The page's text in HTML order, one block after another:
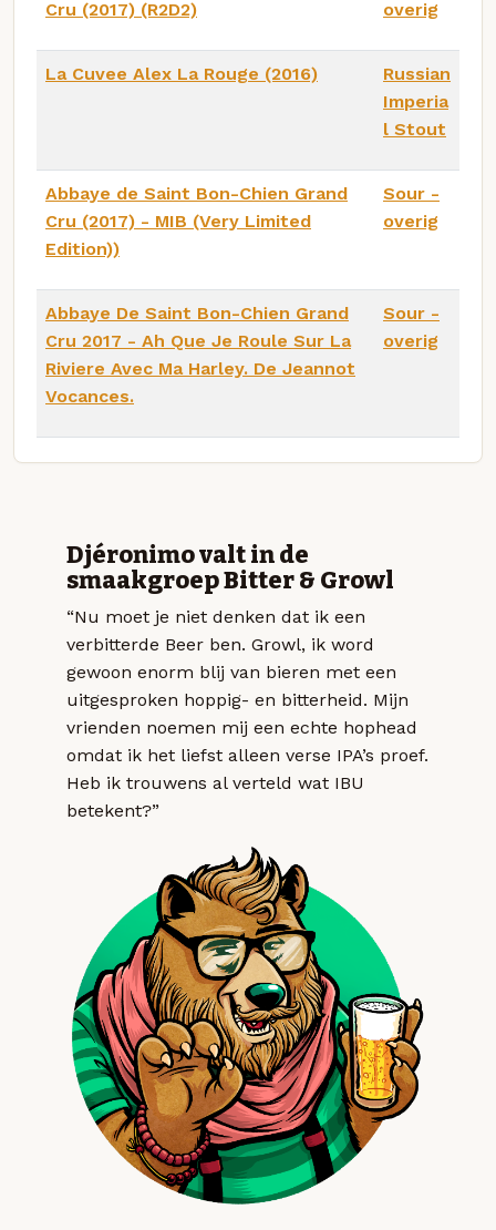
Cru (2017) (R2D2) overig
La Cuvee Alex La Rouge (2016)
Russian
Imperia
l Stout
Abbaye de Saint Bon-Chien Grand
Cru (2017) - MIB (Very Limited
Edition))
Sour -
overig
Abbaye De Saint Bon-Chien Grand
Cru 2017 - Ah Que Je Roule Sur La
Riviere Avec Ma Harley. De Jeannot
Vocances.
Sour -
overig
Djéronimo valt in de
smaakgroep Bitter & Growl
“Nu moet je niet denken dat ik een
verbitterde Beer ben. Growl, ik word
gewoon enorm blij van bieren met een
uitgesproken hoppig- en bitterheid. Mijn
vrienden noemen mij een echte hophead
omdat ik het liefst alleen verse IPA’s proef.
Heb ik trouwens al verteld wat IBU
betekent?”